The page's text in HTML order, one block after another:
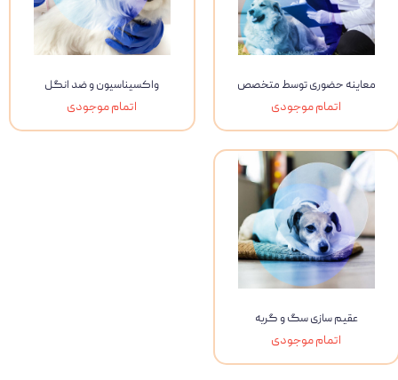
معاینه حضوری توسط متخصص
اتمام موجودی
واکسیناسیون و ضد انگل
اتمام موجودی
عقیم سازی سگ و گربه
اتمام موجودی